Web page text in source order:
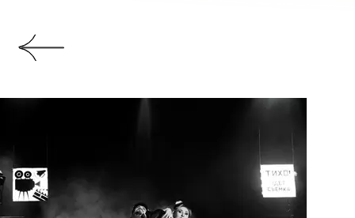
Остап Бендер, великий комбинатор –Данил
Ипполит Матвеевич Воробьянинов (Киса) –